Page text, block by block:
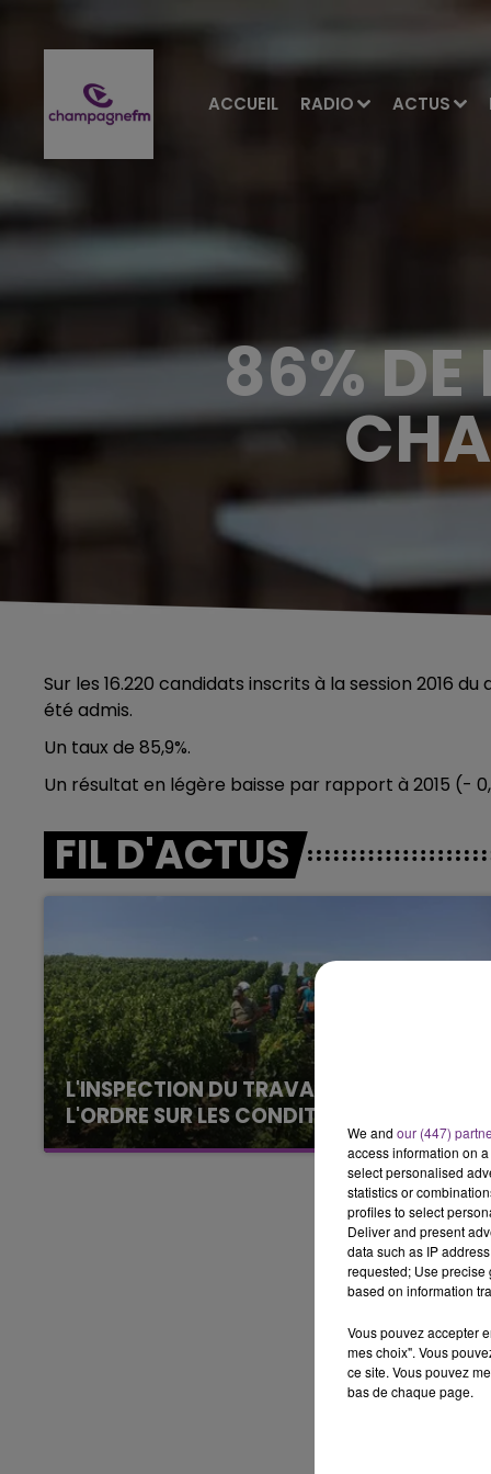
ACCUEIL RADIO ACTUS
15h00 - 19h00
LE CLUB CHAMPAGNE FM
86% DE
Sur les 16.220 candidats inscrits à la session 2016
été admis.
Un taux de 85,9%.
Un résultat en légère baisse par rapport à 2015 (-
FIL D'ACTUS
L'INSPECTION DU TRAVAIL RAPPELLE À
L'ORDRE SUR LES CONDITIONS DE...
Alors que les dates de début des vendange
2026 s'est avéré être plus précoce que prévu,
l'inspection du Travail en profite pour rappeler
We and our (447)
access information on
select personalised
statistics or
profiles to select
Deliver and present
data such as IP
requested; Use precise
based on information
Vous pouvez accepter
mes choix". Vous
ce site. Vous pouvez
bas de chaque page.